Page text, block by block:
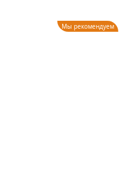
Мы рекомендуем